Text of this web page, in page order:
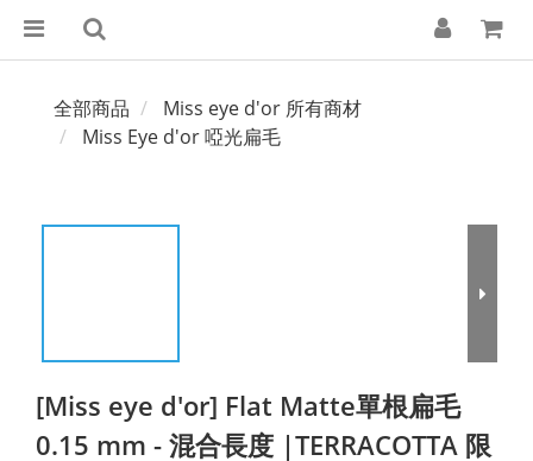
全部商品
Miss eye d'or 所有商材
Miss Eye d'or 啞光扁毛
[Miss eye d'or] Flat Matte單根扁毛
0.15 mm - 混合長度 |TERRACOTTA 限